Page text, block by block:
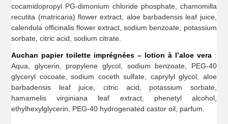
cocamidopropyl PG-dimonium chloride phosphate, chamomilla
recutita (matricaria) flower extract, aloe barbadensis leaf juice,
calendula officinalis flower extract, sodium benzoate, potassium
sorbate, citric acid, sodium citrate.
Auchan papier toilette imprégnées – lotion à l’aloe vera:
Aqua, glycerin, propylene glycol, sodium benzoate, PEG-40
glyceryl cocoate, sodium coceth sulfate, caprylyl glycol, aloe
barbadensis leaf juice, citric acid, potassium sorbate,
hamamelis virginiana leaf extract, phenetyl alcohol,
ethylhexylglycerin, PEG-40 hydrogenated castor oil, parfum.